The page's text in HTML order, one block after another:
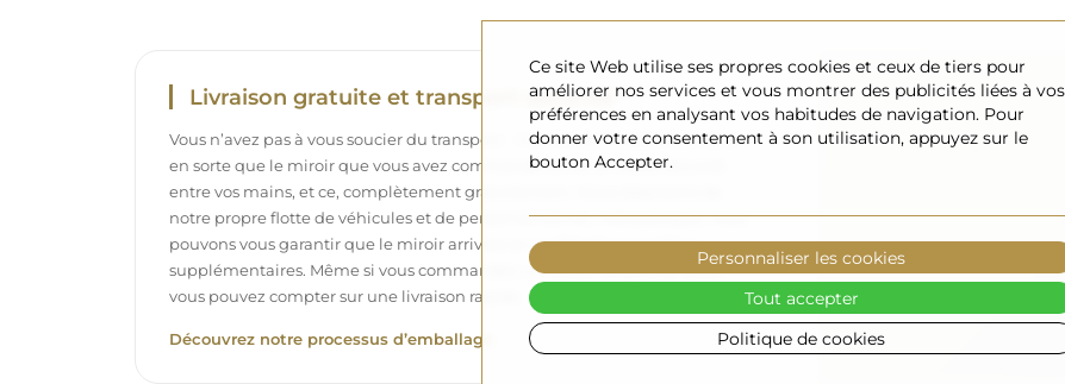
Livraison gratuite et transport sécurisé
Vous n’avez pas à vous soucier du transport – nous nous occupons de faire
en sorte que le miroir que vous avez commandé arrive en toute sécurité
entre vos mains, et ce, complètement gratuitement. Nous disposons de
notre propre flotte de véhicules et de personnel formé, c’est pourquoi nous
pouvons vous garantir que le miroir arrivera en parfait état, sans frais
supplémentaires. Même si vous commandez un miroir de grande taille,
vous pouvez compter sur une livraison rapide.
Découvrez notre processus d’emballage.
Ce site Web utilise ses propres cookies et ceux de tiers pour
améliorer nos services et vous montrer des publicités liées à vos
préférences en analysant vos habitudes de navigation. Pour
donner votre consentement à son utilisation, appuyez sur le
bouton Accepter.
Politique de cookies
Personnaliser les cookies
Tout accepter